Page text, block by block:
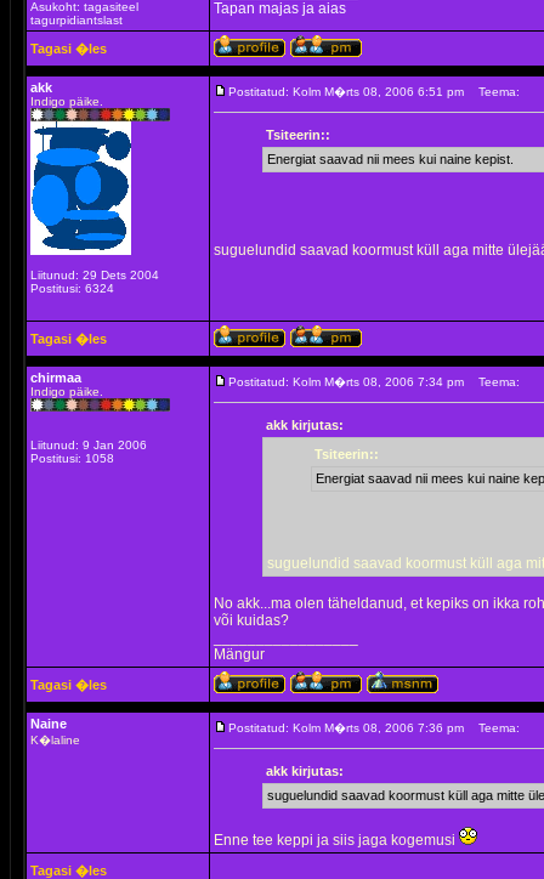
Asukoht: tagasiteel
tagurpidiantslast
Tapan majas ja aias
Tagasi �les
akk
Indigo päike.
Liitunud: 29 Dets 2004
Postitusi: 6324
Postitatud: Kolm M�rts 08, 2006 6:51 pm Teema:
Tsiteerin::
Energiat saavad nii mees kui naine kepist.
suguelundid saavad koormust küll aga mitte
Tagasi �les
chirmaa
Indigo päike.
Liitunud: 9 Jan 2006
Postitusi: 1058
Postitatud: Kolm M�rts 08, 2006 7:34 pm Teema:
akk kirjutas:
Tsiteerin::
Energiat saavad nii mees kui naine
suguelundid saavad koormust küll aga
No akk...ma olen täheldanud, et kepiks on ikka
või kuidas?
Mängur
Tagasi �les
Naine
K�laline
Postitatud: Kolm M�rts 08, 2006 7:36 pm Teema:
akk kirjutas:
suguelundid saavad koormust küll aga mitte
Enne tee keppi ja siis jaga kogemusi
Tagasi �les